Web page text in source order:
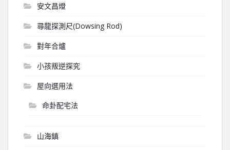
安文昌燈
尋龍探測尺(Dowsing Rod)
對年合爐
小孩叛逆探究
屋向選用法
命卦配宅法
山海鎮